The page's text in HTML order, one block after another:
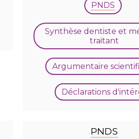
PNDS
Synthèse dentiste et
traitant
Argumentaire
Déclarations
PNDS